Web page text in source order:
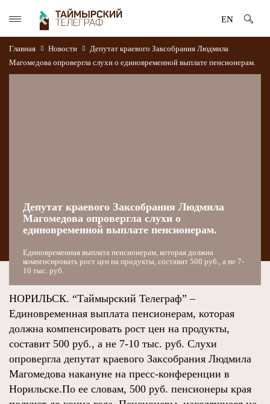
EN
Главная Новости
Депутат краевого Заксобрания Людмила
Магомедова опровергла слухи о единовременной выплате пенсионерам.
Депутат краевого Заксобрания Людмила
Магомедова опровергла слухи о
единовременной выплате пенсионерам.
Единовременная выплата пенсионерам, которая должна
компенсировать рост цен на продукты, составит 500 руб., а не 7-
10 тыс. руб.
НОРИЛЬСК. “Таймырский Телеграф” –
Единовременная выплата пенсионерам, которая
должна компенсировать рост цен на продукты,
составит 500 руб., а не 7-10 тыс. руб. Слухи
опровергла депутат краевого Заксобрания Людмила
Магомедова накануне на пресс-конференции в
Норильске.По ее словам, 500 руб. пенсионеры края